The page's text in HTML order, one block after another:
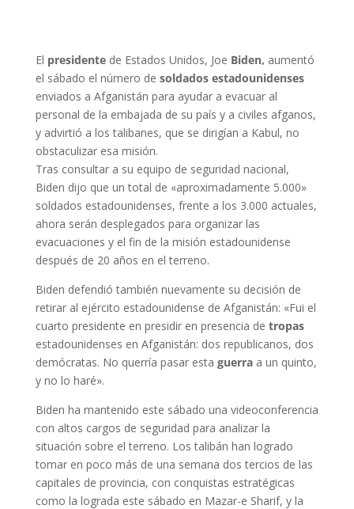
El presidentede Estados Unidos, Joe Biden, aumentó
el sábado el número de soldados estadounidenses
enviados a Afganistán para ayudar a evacuar al
personal de la embajada de su país y a civiles afganos,
y advirtió a los talibanes, que se dirigían a Kabul, no
obstaculizar esa misión.
Tras consultar a su equipo de seguridad nacional,
Biden dijo que un total de «aproximadamente 5.000»
soldados estadounidenses, frente a los 3.000 actuales,
ahora serán desplegados para organizar las
evacuaciones y el fin de la misión estadounidense
después de 20 años en el terreno.
Biden defendió también nuevamente su decisión de
retirar al ejército estadounidense de Afganistán: «Fui el
cuarto presidente en presidir en presencia de tropas
estadounidenses en Afganistán: dos republicanos, dos
demócratas. No querría pasar esta guerraa un quinto,
y no lo haré».
Biden ha mantenido este sábado una videoconferencia
con altos cargos de seguridad para analizar la
situación sobre el terreno. Los talibán han logrado
tomar en poco más de una semana dos tercios de las
capitales de provincia, con conquistas estratégicas
como la lograda este sábado en Mazar-e Sharif, y la